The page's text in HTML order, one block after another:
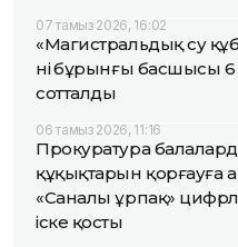
07 тамыз 2026, 16:02
«Магистральдық су
нің бұрынғы басшысы
сотталды
06 тамыз 2026, 11:16
Прокуратура
құқықтарын қорғауға
«Саналы ұрпақ»
іске қосты